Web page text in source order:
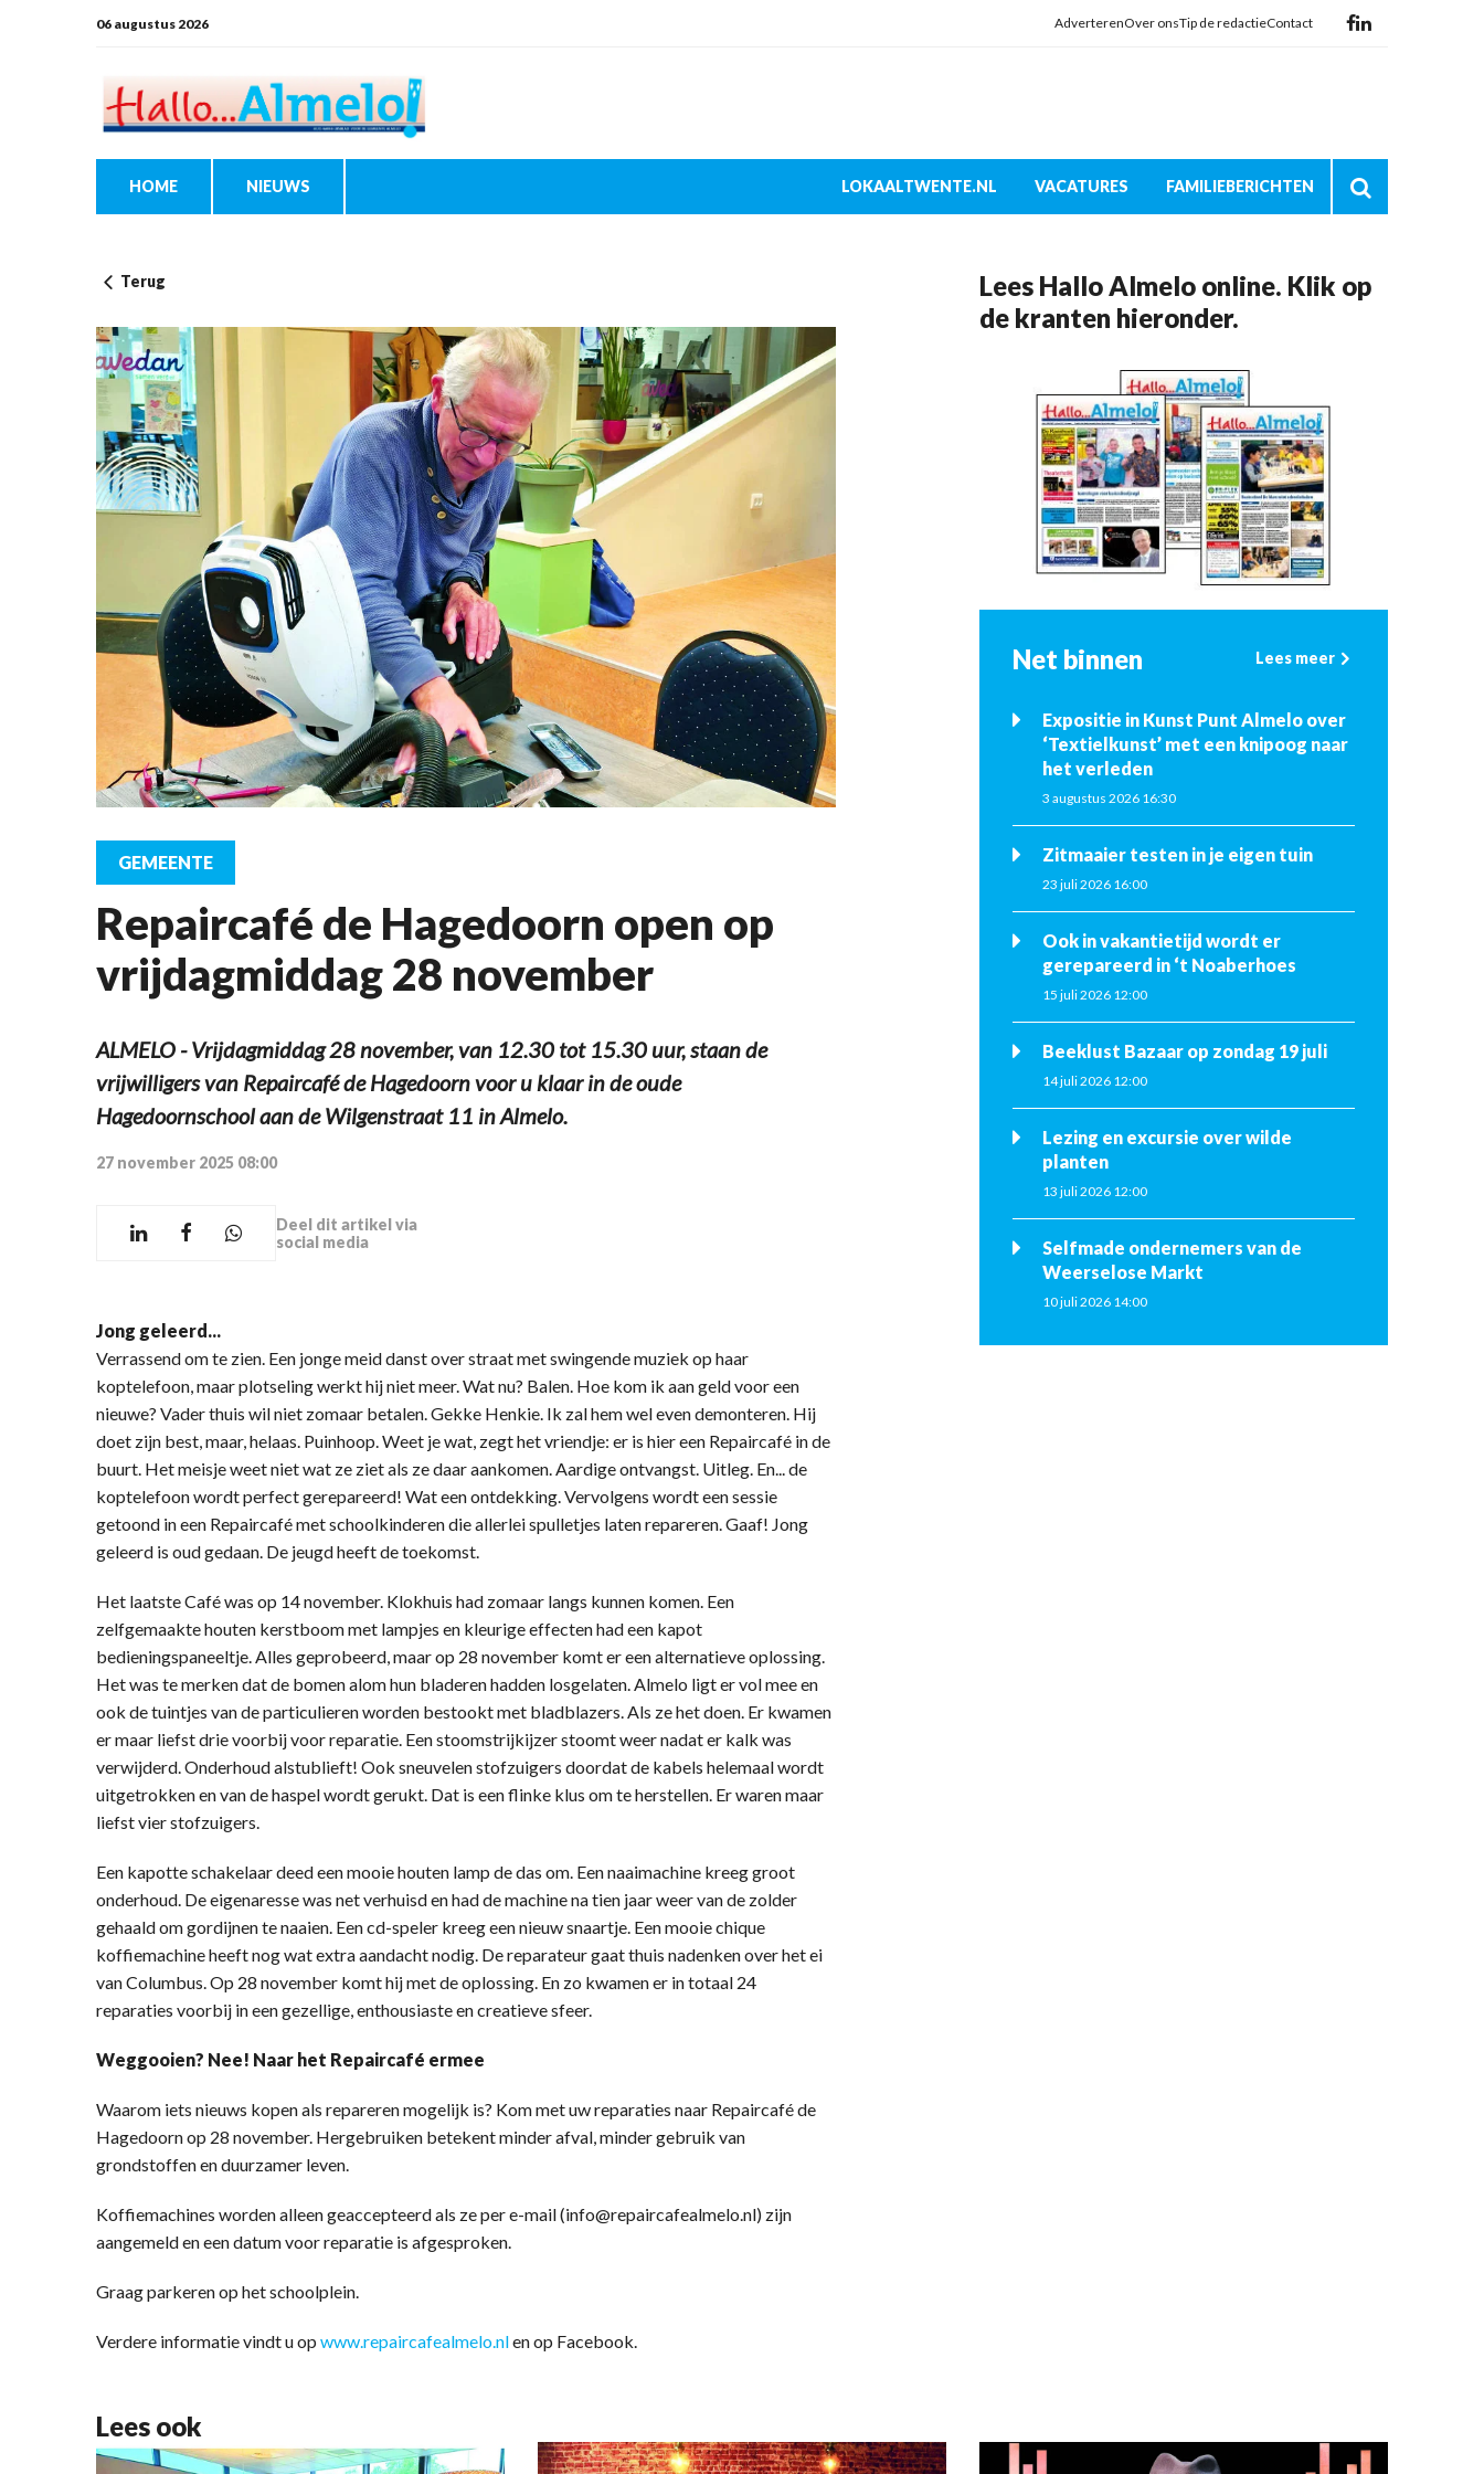
06 augustus 2026 AdverterenOver onsTip de redactieContact
HOME NIEUWS LOKAALTWENTE.NL VACATURES FAMILIEBERICHTEN
Terug
GEMEENTE
Repaircafé de Hagedoorn open op
vrijdagmiddag 28 november
ALMELO - Vrijdagmiddag 28 november, van 12.30 tot 15.30 uur, staan de
vrijwilligers van Repaircafé de Hagedoorn voor u klaar in de oude
Hagedoornschool aan de Wilgenstraat 11 in Almelo.
27 november 2025 08:00
Deel dit artikel via
social media
Jong geleerd...
Verrassend om te zien. Een jonge meid danst over straat met swingende muziek op haar
koptelefoon, maar plotseling werkt hij niet meer. Wat nu? Balen. Hoe kom ik aan geld voor een
nieuwe? Vader thuis wil niet zomaar betalen. Gekke Henkie. Ik zal hem wel even demonteren. Hij
doet zijn best, maar, helaas. Puinhoop. Weet je wat, zegt het vriendje: er is hier een Repaircafé in de
buurt. Het meisje weet niet wat ze ziet als ze daar aankomen. Aardige ontvangst. Uitleg. En... de
koptelefoon wordt perfect gerepareerd! Wat een ontdekking. Vervolgens wordt een sessie
getoond in een Repaircafé met schoolkinderen die allerlei spulletjes laten repareren. Gaaf! Jong
geleerd is oud gedaan. De jeugd heeft de toekomst.
Het laatste Café was op 14 november. Klokhuis had zomaar langs kunnen komen. Een
zelfgemaakte houten kerstboom met lampjes en kleurige effecten had een kapot
bedieningspaneeltje. Alles geprobeerd, maar op 28 november komt er een alternatieve oplossing.
Het was te merken dat de bomen alom hun bladeren hadden losgelaten. Almelo ligt er vol mee en
ook de tuintjes van de particulieren worden bestookt met bladblazers. Als ze het doen. Er kwamen
er maar liefst drie voorbij voor reparatie. Een stoomstrijkijzer stoomt weer nadat er kalk was
verwijderd. Onderhoud alstublieft! Ook sneuvelen stofzuigers doordat de kabels helemaal wordt
uitgetrokken en van de haspel wordt gerukt. Dat is een flinke klus om te herstellen. Er waren maar
liefst vier stofzuigers.
Een kapotte schakelaar deed een mooie houten lamp de das om. Een naaimachine kreeg groot
onderhoud. De eigenaresse was net verhuisd en had de machine na tien jaar weer van de zolder
gehaald om gordijnen te naaien. Een cd-speler kreeg een nieuw snaartje. Een mooie chique
koffiemachine heeft nog wat extra aandacht nodig. De reparateur gaat thuis nadenken over het ei
van Columbus. Op 28 november komt hij met de oplossing. En zo kwamen er in totaal 24
reparaties voorbij in een gezellige, enthousiaste en creatieve sfeer.
Weggooien? Nee! Naar het Repaircafé ermee
Waarom iets nieuws kopen als repareren mogelijk is? Kom met uw reparaties naar Repaircafé de
Hagedoorn op 28 november. Hergebruiken betekent minder afval, minder gebruik van
grondstoffen en duurzamer leven.
Koffiemachines worden alleen geaccepteerd als ze per e-mail (info@repaircafealmelo.nl) zijn
aangemeld en een datum voor reparatie is afgesproken.
Graag parkeren op het schoolplein.
Verdere informatie vindt u op www.repaircafealmelo.nlen op Facebook.
Lees Hallo Almelo online. Klik op
de kranten hieronder.
Net binnen Lees meer
Expositie in Kunst Punt Almelo over
‘Textielkunst’ met een knipoog naar
het verleden
3 augustus 2026 16:30
Zitmaaier testen in je eigen tuin
23 juli 2026 16:00
Ook in vakantietijd wordt er
gerepareerd in ‘t Noaberhoes
15 juli 2026 12:00
Beeklust Bazaar op zondag 19 juli
14 juli 2026 12:00
Lezing en excursie over wilde
planten
13 juli 2026 12:00
Selfmade ondernemers van de
Weerselose Markt
10 juli 2026 14:00
Lees ook